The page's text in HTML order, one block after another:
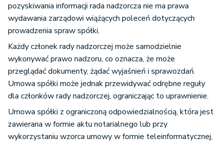
pozyskiwania informacji rada nadzorcza nie ma prawa
wydawania zarządowi wiążących poleceń dotyczących
prowadzenia spraw spółki.
Każdy członek rady nadzorczej może samodzielnie
wykonywać prawo nadzoru, co oznacza, że może
przeglądać dokumenty, żądać wyjaśnień i sprawozdań.
Umowa spółki może jednak przewidywać odrębne reguły
dla członków rady nadzorczej, ograniczając to uprawnienie.
Umowa spółki z ograniczoną odpowiedzialnością, która jest
zawierana w formie aktu notarialnego lub przy
wykorzystaniu wzorca umowy w formie teleinformatycznej,